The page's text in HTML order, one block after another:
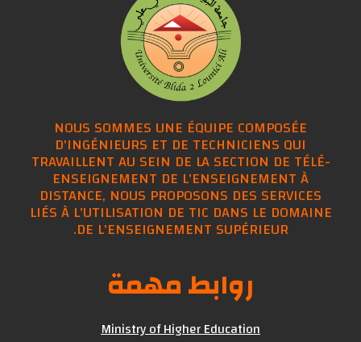
NOUS SOMMES UNE ÉQUIPE COMPOSÉE
D'INGÉNIEURS ET DE TECHNICIENS QUI
TRAVAILLENT AU SEIN DE LA SECTION DE TÉLÉ-
ENSEIGNEMENT DE L'ENSEIGNEMENT À
DISTANCE, NOUS PROPOSONS DES SERVICES
LIÉS À L'UTILISATION DE TIC DANS LE DOMAINE
DE L'ENSEIGNEMENT SUPÉRIEUR.
روابط مهمة
Ministry of Higher Education